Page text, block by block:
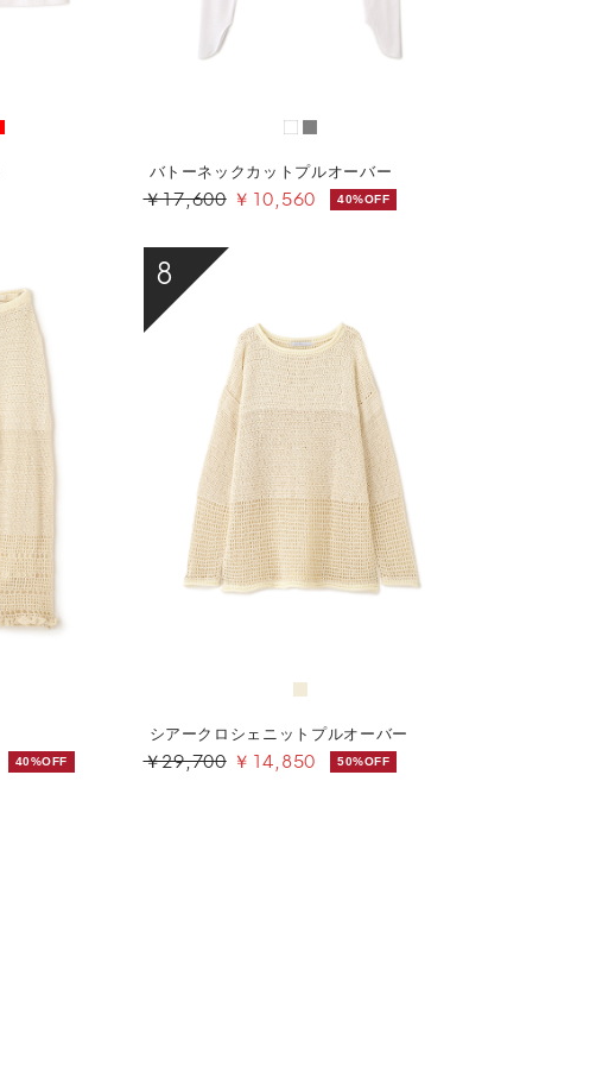
バトーネックカットプルオーバー
￥17,600 ￥10,560 40%OFF
40%OFF
8
シアークロシェニットプルオーバー
￥29,700 ￥14,850 50%OFF